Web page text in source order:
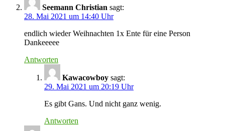
Seemann Christian sagt:
28. Mai 2021 um 14:40 Uhr
endlich wieder Weihnachten 1x Ente für eine Person
Dankeeeee
Antworten
Kawacowboy sagt:
29. Mai 2021 um 20:19 Uhr
Es gibt Gans. Und nicht ganz wenig.
Antworten